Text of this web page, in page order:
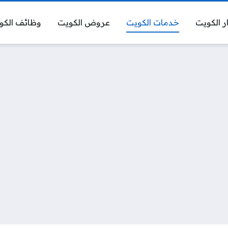
الكويت خدمات الكويت عروض الكويت وظائف